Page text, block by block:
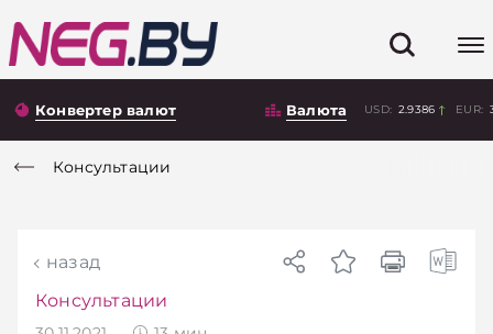
Конвертер валют Валюта USD: 2.9386 EUR:
Консультации
назад
Консультации